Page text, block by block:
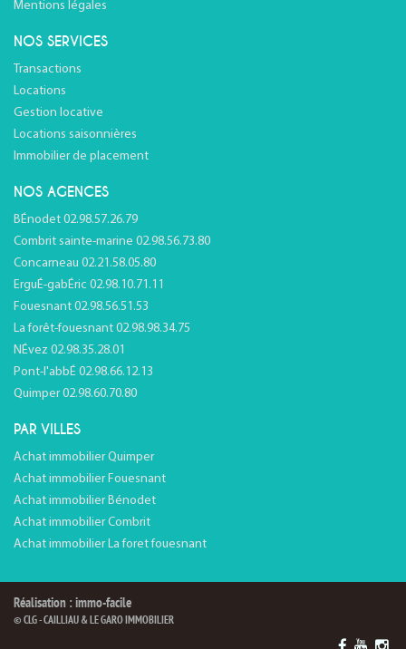
Mentions légales
NOS SERVICES
Transactions
Locations
Gestion locative
Locations saisonnières
Immobilier de placement
NOS AGENCES
BÉnodet 02.98.57.26.79
Combrit sainte-marine 02.98.56.73.80
Concarneau 02.21.58.05.80
ErguÉ-gabÉric 02.98.10.71.11
Fouesnant 02.98.56.51.53
La forêt-fouesnant 02.98.98.34.75
NÉvez 02.98.35.28.01
Pont-l'abbÉ 02.98.66.12.13
Quimper 02.98.60.70.80
PAR VILLES
Achat immobilier Quimper
Achat immobilier Fouesnant
Achat immobilier Bénodet
Achat immobilier Combrit
Achat immobilier La foret fouesnant
Réalisation : immo-facile
© CLG - CAILLIAU & LE GARO IMMOBILIER